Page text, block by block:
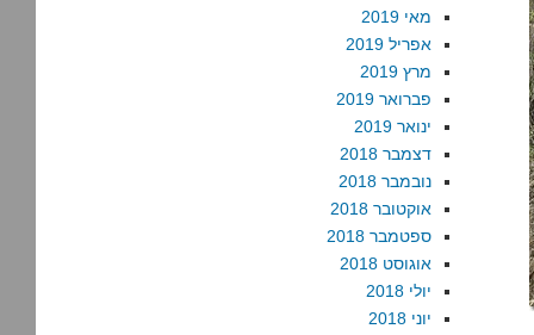
מאי 2019
אפריל 2019
מרץ 2019
פברואר 2019
ינואר 2019
דצמבר 2018
נובמבר 2018
אוקטובר 2018
ספטמבר 2018
אוגוסט 2018
יולי 2018
יוני 2018